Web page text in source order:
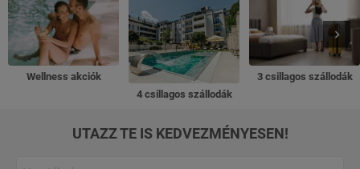
Wellness akciók
4 csillagos szállodák
3 csillagos szállodák
UTAZZ TE IS KEDVEZMÉNYESEN!